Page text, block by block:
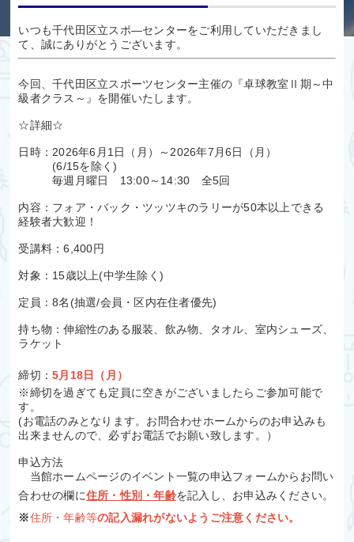
いつも千代田区立スポ―センターをご利用していただきまし
て、誠にありがとうございます。
今回、千代田区立スポーツセンター主催の『卓球教室Ⅱ期～中
級者クラス～』を開催いたします。
☆詳細☆
日時：2026年6月1日（月）～2026年7月6日（月）
(6/15を除く)
毎週月曜日 13:00～14:30 全5回
内容：フォア・バック・ツッツキのラリーが50本以上できる
経験者大歓迎！
受講料：6,400円
対象：15歳以上(中学生除く)
定員：8名(抽選/会員・区内在住者優先)
持ち物：伸縮性のある服装、飲み物、タオル、室内シューズ、
ラケット
締切：5月18日（月）
※締切を過ぎても定員に空きがございましたらご参加可能で
す。
(お電話のみとなります。お問合わせホームからのお申込みも
出来ませんので、必ずお電話でお願い致します。）
申込方法
当館ホームページのイベント一覧の申込フォームからお問い
合わせの欄に住所・性別・年齢を記入し、お申込みください。
※住所・年齢等の記入漏れがないようご注意ください。